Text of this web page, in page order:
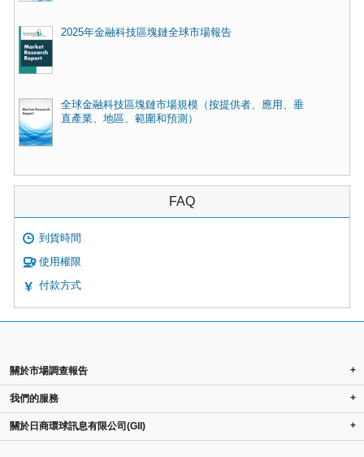
2025年金融科技區塊鏈全球市場報告
全球金融科技區塊鏈市場規模（按提供者、應用、垂
直產業、地區、範圍和預測）
FAQ
到貨時間
使用權限
付款方式
關於市場調查報告 +
我們的服務 +
關於日商環球訊息有限公司(GII) +